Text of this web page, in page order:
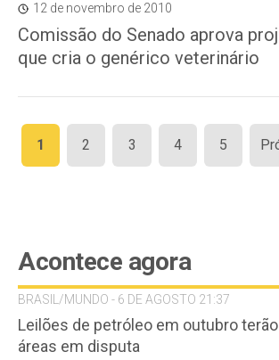
12 de novembro de 2010
Comissão do Senado aprova
que cria o genérico veterinário
Paginação
de
1 2 3 4 5
Acontece agora
BRASIL/MUNDO - 6 DE AGOSTO 21:37
Leilões de petróleo em outubro
áreas em disputa